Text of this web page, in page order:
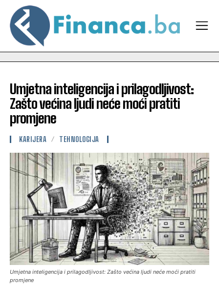
Umjetna inteligencija i prilagodljivost:
Zašto većina ljudi neće moći pratiti
promjene
KARIJERA TEHNOLOGIJA
Umjetna inteligencija i prilagodljivost: Zašto većina ljudi neće moći pratiti
promjene